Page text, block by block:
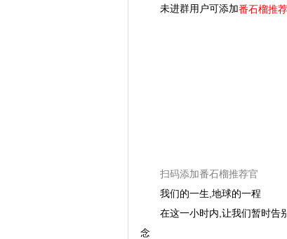
未进群用户可添加番石榴推
扫码添加番石榴推荐官
我们的一生,地球的一程
在这一小时内,让我们暂时告
念